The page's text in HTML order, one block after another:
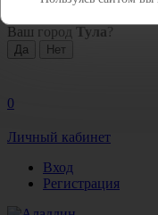
Ваш город Тула ?
0
Личный кабинет
Вход
Регистрация